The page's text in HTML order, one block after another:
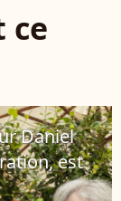
ce
Daniel
est